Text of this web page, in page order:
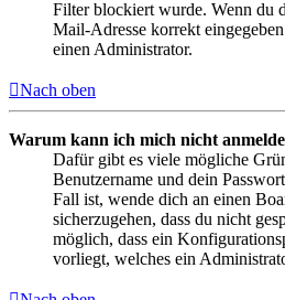
Filter blockiert wurde. Wenn du
Mail-Adresse korrekt
einen Administrator.
Nach oben
Warum kann ich mich nicht
Dafür gibt es viele mögliche
Benutzername und dein
Fall ist, wende dich an einen
sicherzugehen, dass du nicht
möglich, dass ein
vorliegt, welches ein